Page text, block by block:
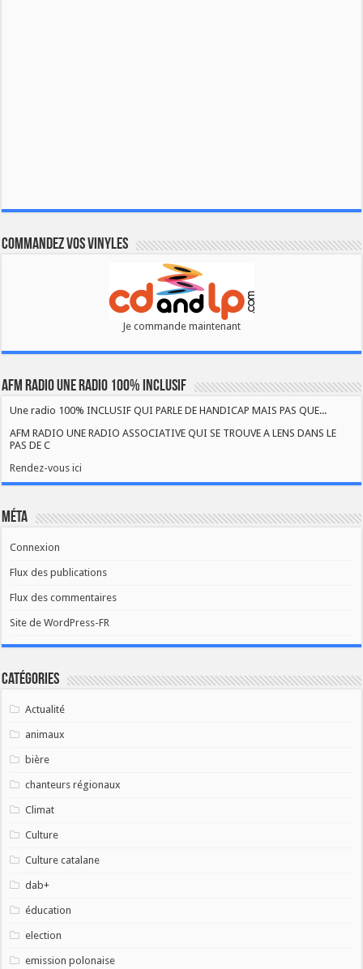
Commandez vos vinyles
Je commande maintenant
AFM RADIO UNE RADIO 100% INCLUSIF
Une radio 100% INCLUSIF QUI PARLE DE HANDICAP MAIS PAS QUE...
AFM RADIO UNE RADIO ASSOCIATIVE QUI SE TROUVE A LENS DANS LE
PAS DE C
Rendez-vous ici
Méta
Connexion
Flux des publications
Flux des commentaires
Site de WordPress-FR
Catégories
Actualité
animaux
bière
chanteurs régionaux
Climat
Culture
Culture catalane
dab+
éducation
election
emission polonaise